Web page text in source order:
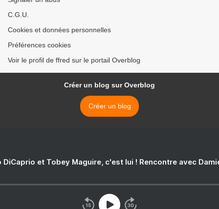
C.G.U.
Cookies et données personnelles
Préférences cookies
Voir le profil de ffred sur le portail Overblog
Créer un blog sur Overblog
Créer un blog
DiCaprio et Tobey Maguire, c'est lui ! Rencontre avec